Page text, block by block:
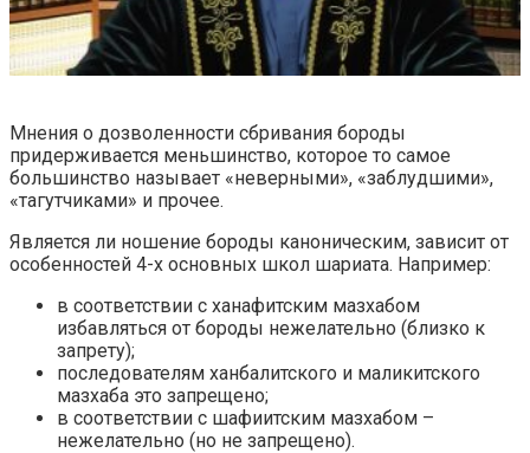
Мнения о дозволенности сбривания бороды
придерживается меньшинство, которое то самое
большинство называет «неверными», «заблудшими»,
«тагутчиками» и прочее.
Является ли ношение бороды каноническим, зависит от
особенностей 4-х основных школ шариата. Например:
в соответствии с ханафитским мазхабом
избавляться от бороды нежелательно (близко к
запрету);
последователям ханбалитского и маликитского
мазхаба это запрещено;
в соответствии с шафиитским мазхабом –
нежелательно (но не запрещено).